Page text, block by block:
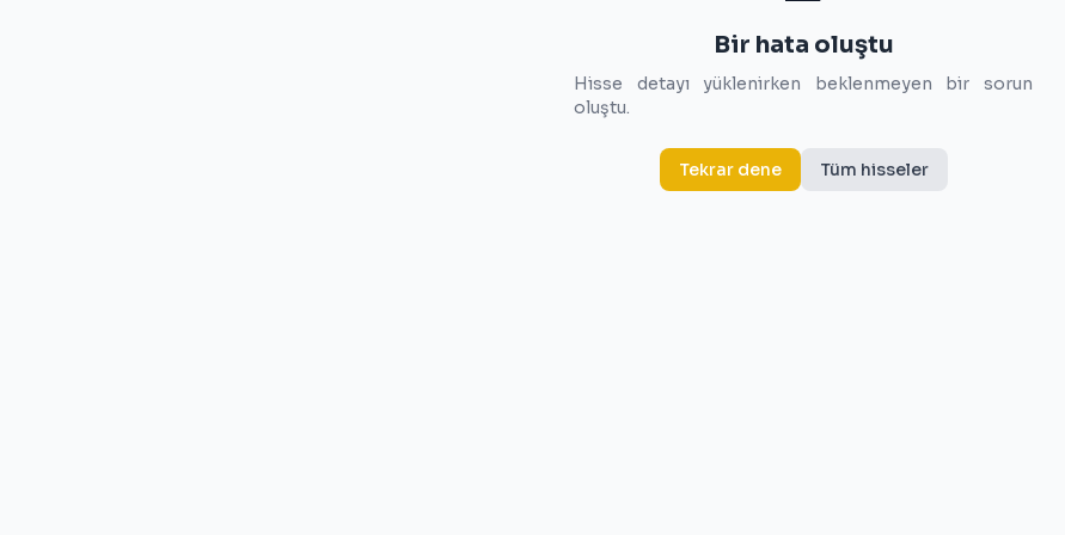
Bir hata oluştu
Hisse detayı yüklenirken beklenmeyen bir sorun
oluştu.
Tekrar dene Tüm hisseler